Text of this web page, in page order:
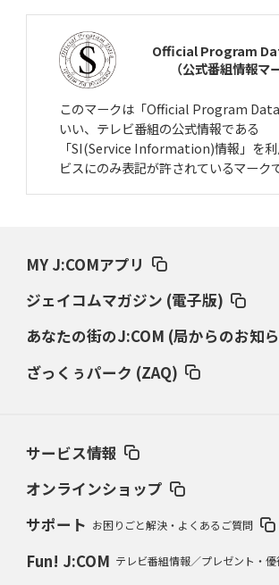
Official Program
（公式番組情報マ
このマークは「Official Program
いい、テレビ番組の公式情報である
「SI(Service Information)情報」を
ビスにのみ表記が許されているマーク
MY J:COMアプリ
ジェイコムマガジン (電子版)
あなたの街のJ:COM (局からのお知
ざっくぅパーク (ZAQ)
サービス情報
オンラインショップ
サポート お困りごと解決・よくあるご質問
Fun! J:COM テレビ番組情報／プレゼント・優